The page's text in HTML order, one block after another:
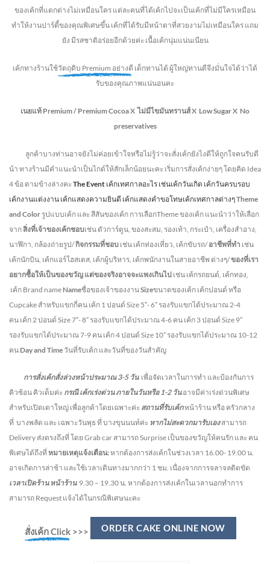
ของเค้กที่แตกต่างไม่เหมือนใคร แต่ละคนที่ได้เค้กไปจะเป็นเค้กที่ไม่มีใครเหมือน
ทำให้งานปาร์ตี้ของคุณพิเศษขึ้น เค้กที่ได้รับมีหน้าตาที่สวยงามไม่เหมือนใคร แถม
ยัง มีรสชาติอร่อยอีกด้วยค่ะ เนื้อเค้กนุ่มแน่นเนียน
เค้กทางร้านใช้วัตถุดิบ Premium อย่างดี เด็กทานได้ ผู้ใหญ่ทานดีจึงมั่นใจได้ว่าได้
รับของคุณภาพแน่นอนคะ
เนยแท้ Premium / Premium CocoaX ไม่มีไขมันทรานส์X Low SugarX No
preservatives
ลูกค้าบางท่านอาจยังไม่ค่อยเข้าใจหรือไม่รู้ว่าจะสั่งเค้กยังไงดีให้ถูกใจคนรับดี
น้า ทางร้านมีคำแนะนำเป็นไกด์ให้สักเล็กน้อยนะคะ เริ่มการสั่งเค้กง่ายๆ โดยคิด Idea
4 ข้อ ตามข้างล่างคะ The Event เค้กเทศกาลอะไร เช่นเค้กวันเกิด เค้กวันครบรอบ
เค้กงานแต่งงาน เค้กแสดงความยินดี เค้กแสดงคำขอโทษเค้กเทศกาลต่างๆTheme
and Color รูปแบบเค้ก และ สีสันของเค้ก การเลือกTheme ของเค้ก แนะนำว่าให้เลือก
จากสิ่งที่เจ้าของเค้กชอบเช่น ตัวการ์ตูน, ของสะสม, รองเท้า, กระเป๋า, เครื่องสำอาง,
นาฬิกา, กล้องถ่ายรูป/กิจกรรมที่ชอบ เช่น เค้กท่องเที่ยว, เค้กขับรถ/อาชีพที่ทำ เช่น
เค้กนักบิน, เค้กแอร์โฮสเตส, เค้กผู้บริหาร, เค้กพนักงานในสายอาชีพ ต่างๆ/ของที่เรา
อยากซื้อให้เป็นของขวัญ แต่ของจริงอาจจะแพงเกินไป เช่น เค้กรถยนต์, เค้กทอง,
เค้ก Brand name Nameชื่อของเจ้าของงานSizeขนาดของเค้ก เค้กปอนด์ หรือ
Cupcake สำหรับแขกกี่คน เค้ก 1 ปอนด์ Size 5″- 6” รองรับแขกได้ประมาณ 2-4
คน เค้ก 2 ปอนด์ Size 7″- 8” รองรับแขกได้ประมาณ 4-6 คน เค้ก 3 ปอนด์ Size 9”
รองรับแขกได้ประมาณ 7-9 คน เค้ก 4 ปอนด์ Size 10” รองรับแขกได้ประมาณ 10-12
คน Day and Time วันที่รับเค้ก และวันที่ของวันสำคัญ
การสั่งเค้กสั่งล่วงหน้าประมาณ3-5 วัน เพื่อจัดเวลาในการทำ และป้องกันการ
คิวซ้อน คิวเต็มค่ะ กรณี เค้กเร่งด่วนภายในวันหรือ1-2 วัน อาจมีค่าเร่งด่วนพิเศษ
สำหรับเปิดเตาใหญ่ เพื่อลูกค้าโดยเฉพาะค่ะ สถานที่รับเค้กหน้าร้าน หรือ ครัวกลาง
ที่ บางพลัด และ เฉพาะวันพุธ ที่ บางขุนนนท์ค่ะ หากไม่สะดวกมารับเองสามารถ
Delivery ส่งตรงถึงที่ โดย Grab car สามารถ Surprise เป็นของขวัญให้คนรัก และ คน
พิเศษได้ถึงที่ หมายเหตุแจ้งเตือน:หากต้องการส่งเค้กในช่วงเวลา 16.00- 19.00 น.
อาจเกิดการล่าช้า และใช้เวลาเดินทางมากกว่า 1 ชม. เนื่องจากการจลาจลติดขัด
เวลาเปิดร้าน หน้าร้าน 9.30 – 19.30 น. หากต้องการส่งเค้กในเวลานอกทำการ
สามารถ Request แจ้งได้ในกรณีพิเศษนะคะ
สั่งเค้ก Click>>> ORDER CAKE ONLINE NOW